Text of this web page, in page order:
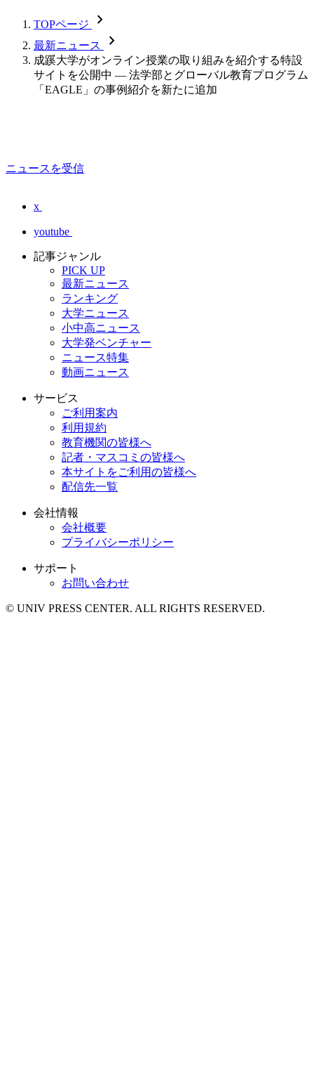
TOPページ chevron_forward
最新ニュース chevron_forward
成蹊大学がオンライン授業の取り組みを紹介する特設
サイトを公開中 — 法学部とグローバル教育プログラム
「EAGLE」の事例紹介を新たに追加
ニュースを受信
x
youtube
記事ジャンル
PICK UP
最新ニュース
ランキング
大学ニュース
小中高ニュース
大学発ベンチャー
ニュース特集
動画ニュース
サービス
ご利用案内
利用規約
教育機関の皆様へ
記者・マスコミの皆様へ
本サイトをご利用の皆様へ
配信先一覧
会社情報
会社概要
プライバシーポリシー
サポート
お問い合わせ
© UNIV PRESS CENTER. ALL RIGHTS RESERVED.